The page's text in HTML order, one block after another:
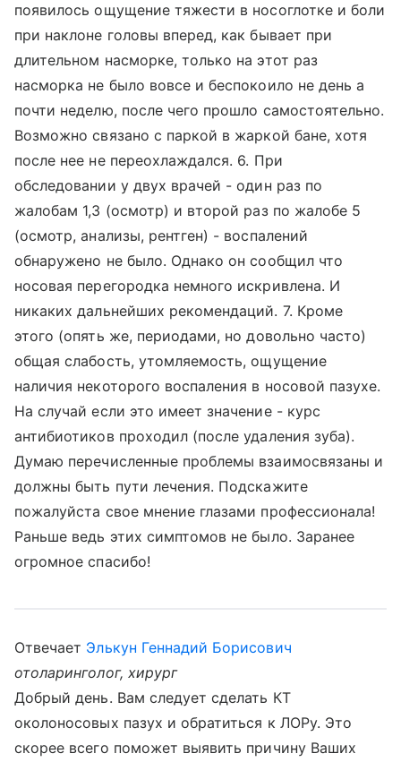
появилось ощущение тяжести в носоглотке и боли
при наклоне головы вперед, как бывает при
длительном насморке, только на этот раз
насморка не было вовсе и беспокоило не день а
почти неделю, после чего прошло самостоятельно.
Возможно связано с паркой в жаркой бане, хотя
после нее не переохлаждался. 6. При
обследовании у двух врачей - один раз по
жалобам 1,3 (осмотр) и второй раз по жалобе 5
(осмотр, анализы, рентген) - воспалений
обнаружено не было. Однако он сообщил что
носовая перегородка немного искривлена. И
никаких дальнейших рекомендаций. 7. Кроме
этого (опять же, периодами, но довольно часто)
общая слабость, утомляемость, ощущение
наличия некоторого воспаления в носовой пазухе.
На случай если это имеет значение - курс
антибиотиков проходил (после удаления зуба).
Думаю перечисленные проблемы взаимосвязаны и
должны быть пути лечения. Подскажите
пожалуйста свое мнение глазами профессионала!
Раньше ведь этих симптомов не было. Заранее
огромное спасибо!
Отвечает Элькун Геннадий Борисович
отоларинголог, хирург
Добрый день. Вам следует сделать КТ
околоносовых пазух и обратиться к ЛОРу. Это
скорее всего поможет выявить причину Ваших